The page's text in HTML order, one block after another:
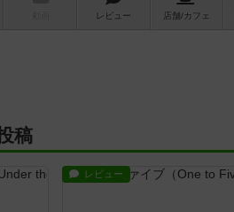
レビュー 店舗/カフェ
稿
レビュー